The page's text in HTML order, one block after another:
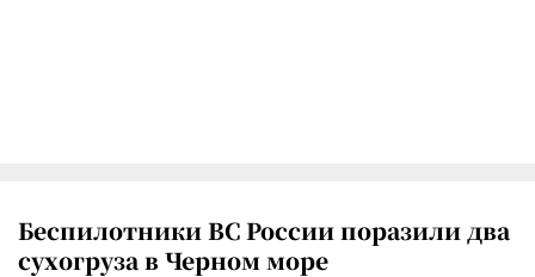
Беспилотники ВС России поразили два
сухогруза в Черном море